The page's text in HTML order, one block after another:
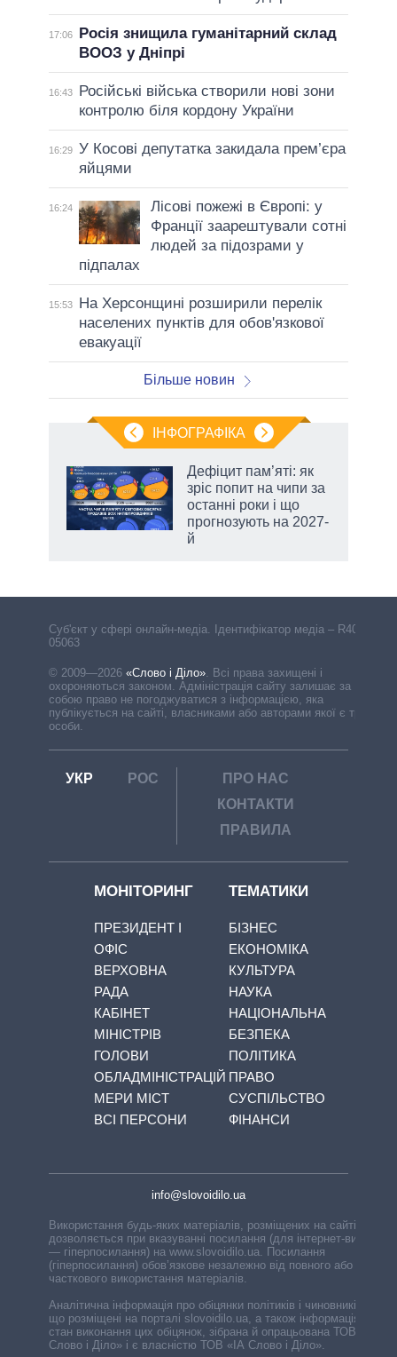
17:06
Росія знищила гуманітарний склад
ВООЗ у Дніпрі
16:43
Російські війська створили нові зони
контролю біля кордону України
16:29 У Косові депутатка закидала прем’єра
яйцями
16:24
Лісові пожежі в Європі: у
Франції заарештували сотні
людей за підозрами у
підпалах
15:53
На Херсонщині розширили перелік
населених пунктів для обов'язкової
евакуації
Більше новин
ІНФОГРАФІКА
Дефіцит пам’яті: як
зріс попит на чипи за
останні роки і що
прогнозують на 2027-
й
Cуб'єкт у сфері онлайн-медіа. Ідентифікатор медіа – R40-
05063
© 2009—2026 «Слово і Діло» Всі права захищені і
охороняються законом. Адміністрація сайту залишає за
собою право не погоджуватися з інформацією, яка
публікується на сайті, власниками або авторами якої є треті
особи.
УКР РОС
ПРО НАС
КОНТАКТИ
ПРАВИЛА
МОНІТОРИНГ
ПРЕЗИДЕНТ І
ОФІС
ВЕРХОВНА
РАДА
КАБІНЕТ
МІНІСТРІВ
ГОЛОВИ
ОБЛАДМІНІСТРАЦІЙ
МЕРИ МІСТ
ВСІ ПЕРСОНИ
ТЕМАТИКИ
БІЗНЕС
ЕКОНОМІКА
КУЛЬТУРА
НАУКА
НАЦІОНАЛЬНА
БЕЗПЕКА
ПОЛІТИКА
ПРАВО
СУСПІЛЬСТВО
ФІНАНСИ
info@slovoidilo.ua
Використання будь-яких матеріалів, розміщених на сайті,
дозволяється при вказуванні посилання (для інтернет-видань
— гіперпосилання) на www.slovoidilo.ua. Посилання
(гіперпосилання) обов’язкове незалежно від повного або
часткового використання матеріалів.
Аналітична інформація про обіцянки політиків і чиновників,
що розміщені на порталі slovoidilo.ua, а також інформація про
стан виконання цих обіцянок, зібрана й опрацьована ТОВ «ІА
Слово і Діло» і є власністю ТОВ «ІА Слово і Діло».